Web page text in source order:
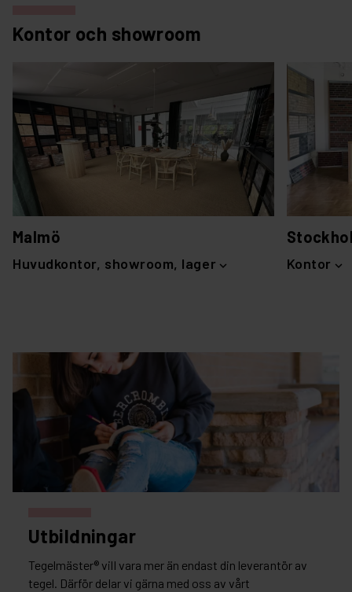
Kontor och showroom
Malmö
Huvudkontor, showroom, lager Kontor
Utbildningar
Tegelmäster® vill vara mer än endast din leverantör av
tegel. Därför delar vi gärna med oss av vårt